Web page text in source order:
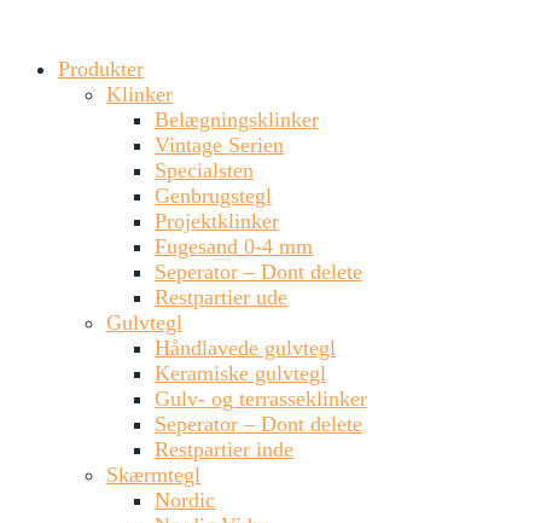
Produkter
Klinker
Belægningsklinker
Vintage Serien
Specialsten
Genbrugstegl
Projektklinker
Fugesand 0-4 mm
Seperator – Dont delete
Restpartier ude
Gulvtegl
Håndlavede gulvtegl
Keramiske gulvtegl
Gulv- og terrasseklinker
Seperator – Dont delete
Restpartier inde
Skærmtegl
Nordic